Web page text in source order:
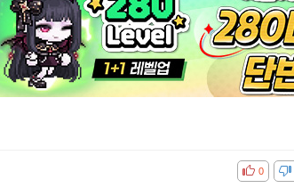
비공감
0